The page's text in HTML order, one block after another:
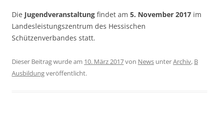
Die Jugendveranstaltung findet am 5. November 2017 im
Landesleistungszentrum des Hessischen
Schützenverbandes statt.
Dieser Beitrag wurde am 10. März 2017von News unterArchiv, B
Ausbildungveröffentlicht.